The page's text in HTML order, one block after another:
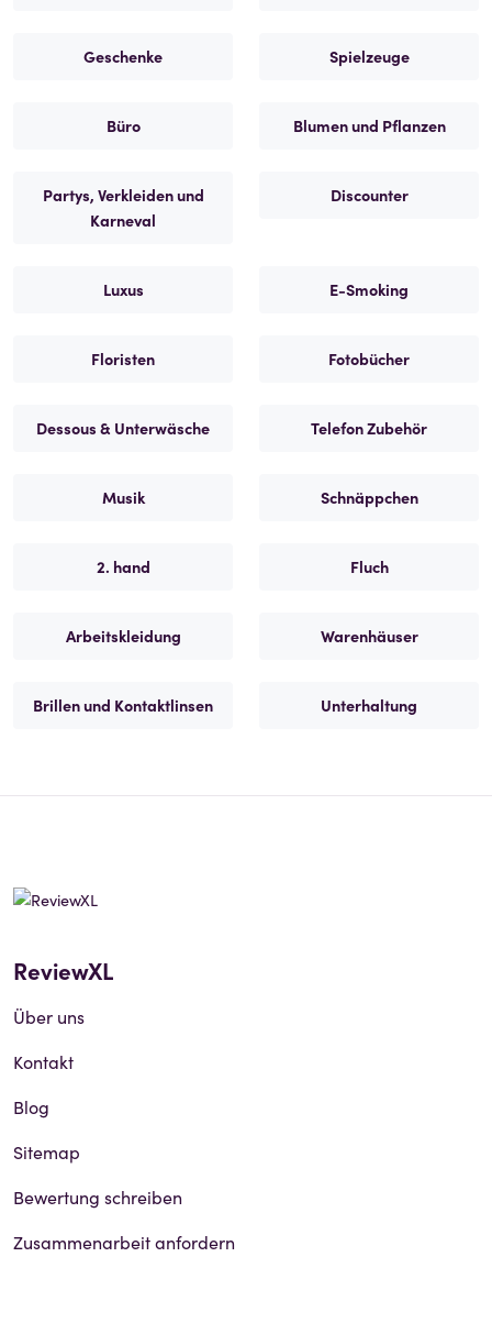
Geschenke Spielzeuge
Büro Blumen und Pflanzen
Partys, Verkleiden und
Karneval
Discounter
Luxus E-Smoking
Floristen Fotobücher
Dessous & Unterwäsche Telefon Zubehör
Musik Schnäppchen
2. hand Fluch
Arbeitskleidung Warenhäuser
Brillen und Kontaktlinsen Unterhaltung
ReviewXL
Über uns
Kontakt
Blog
Sitemap
Bewertung schreiben
Zusammenarbeit anfordern